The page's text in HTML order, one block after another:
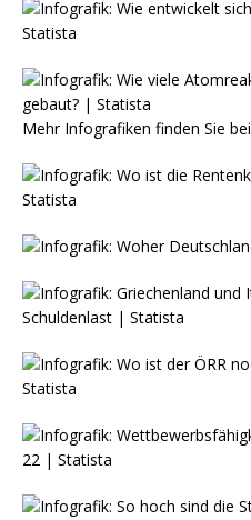
Mehr Infografiken finden Sie bei